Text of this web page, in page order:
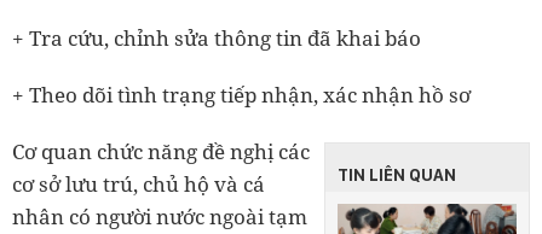
+ Tra cứu, chỉnh sửa thông tin đã khai báo
+ Theo dõi tình trạng tiếp nhận, xác nhận hồ sơ
TIN LIÊN QUAN
Cơ quan chức năng đề nghị các
cơ sở lưu trú, chủ hộ và cá
nhân có người nước ngoài tạm